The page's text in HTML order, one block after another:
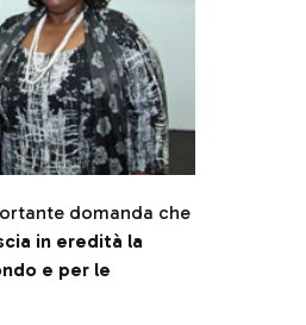
domanda che
in eredità la
e per le